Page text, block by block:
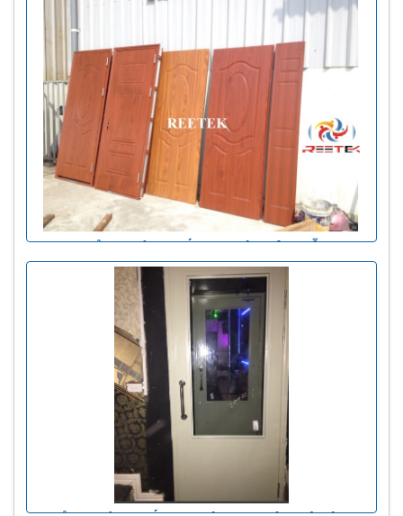
CỬA THÉP CHỐNG CHÁY VÂN GỖ